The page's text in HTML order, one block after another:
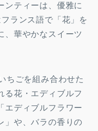
ンティーは、優雅に
ランス語で「花」を
、華やかなスイーツ
ちごを組み合わせた
る花・エディブルフ
エディブルフラワー
」や、バラの香りの